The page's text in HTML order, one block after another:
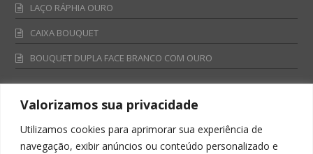
Valorizamos sua privacidade
Utilizamos cookies para aprimorar sua experiência de
navegação, exibir anúncios ou conteúdo personalizado e
LAÇO RÁPHIA OURO
CAIXA BOUQUET
BOUQUET DUPLA FACE BRANCO COM OURO
Fale Conosco